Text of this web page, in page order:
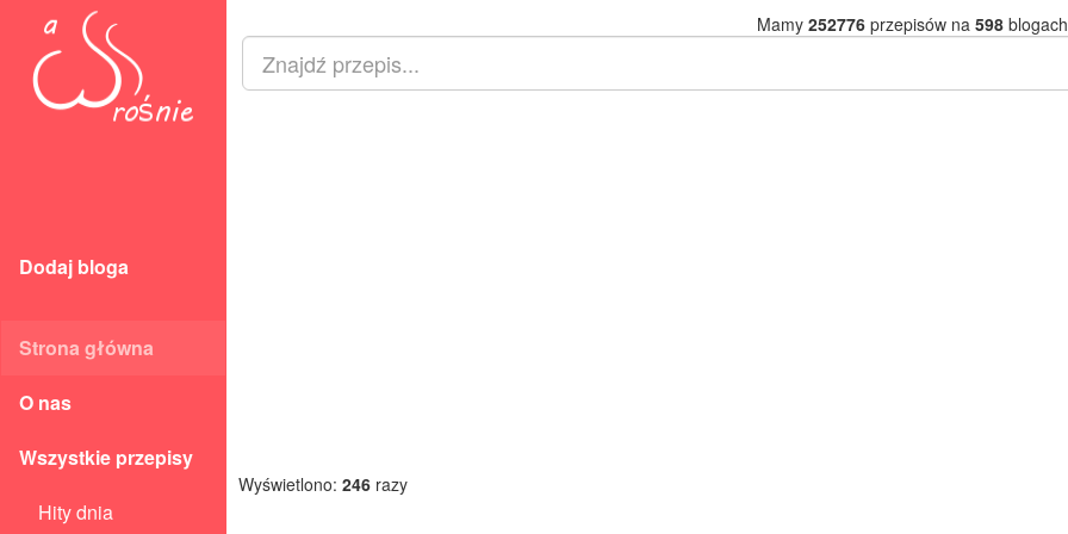
Dodaj bloga
Strona główna
O nas
Wszystkie przepisy
Hity dnia
Mamy 252776przepisów na 598
Wyświetlono: 246 razy